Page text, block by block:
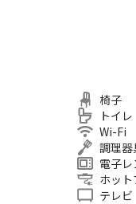
椅子
トイレ
Wi-Fi
調理器
電子レ
ホット
テレビ